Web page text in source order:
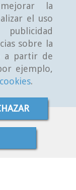
la
el uso
sobre la
a partir de
ejemplo,
.